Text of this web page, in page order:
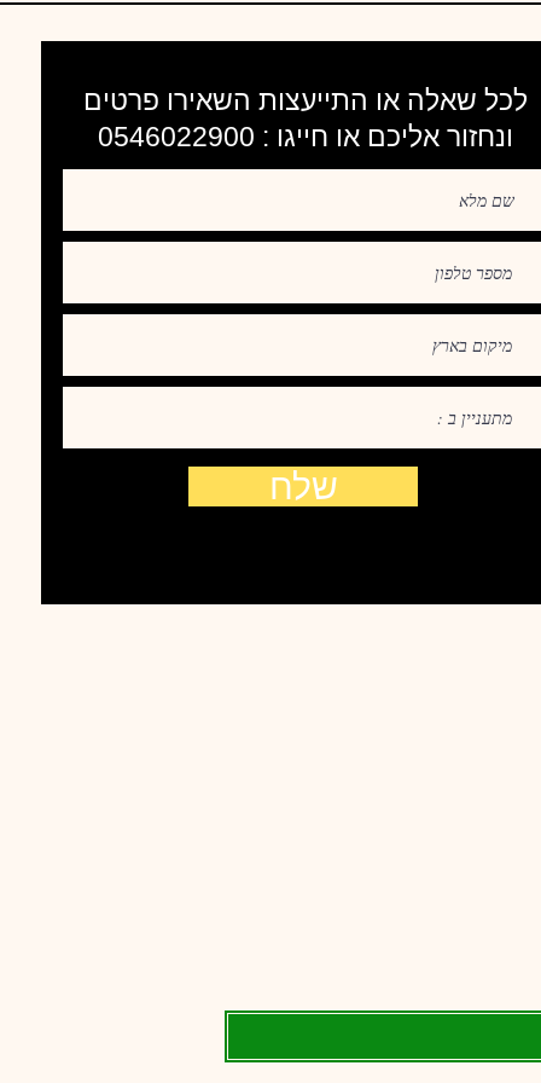
לכל שאלה או התייעצות השאירו פרטים
ונחזור אליכם או חייגו : 0546022900
שלח